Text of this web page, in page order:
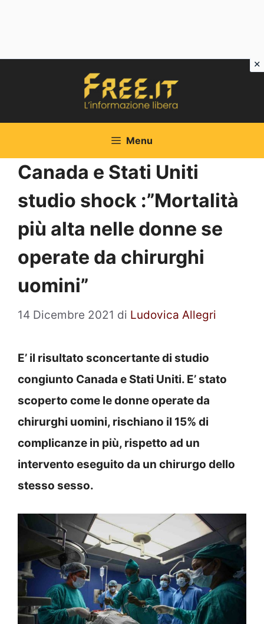
Menu
Canada e Stati Uniti
studio shock :”Mortalità
più alta nelle donne se
operate da chirurghi
uomini”
14 Dicembre 2021 di Ludovica Allegri
E’ il risultato sconcertante di studio
congiunto Canada e Stati Uniti. E’ stato
scoperto come le donne operate da
chirurghi uomini, rischiano il 15% di
complicanze in più, rispetto ad un
intervento eseguito da un chirurgo dello
stesso sesso.